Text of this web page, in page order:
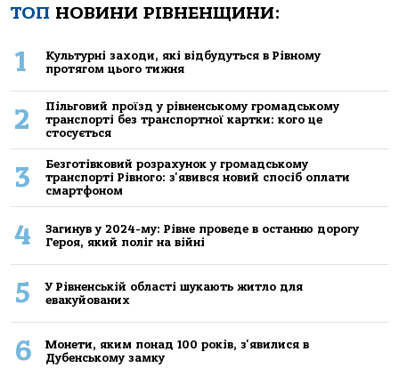
ТОП НОВИНИ РІВНЕНЩИНИ:
1
Культурні заходи, які відбудуться в Рівному
протягом цього тижня
2
Пільговий проїзд у рівненському громадському
транспорті без транспортної картки: кого це
стосується
3
Безготівковий розрахунок у громадському
транспорті Рівного: з'явився новий спосіб оплати
смартфоном
4
Загинув у 2024-му: Рівне проведе в останню дорогу
Героя, який поліг на війні
5
У Рівненській області шукають житло для
евакуйованих
6
Монети, яким понад 100 років, з'явилися в
Дубенському замку